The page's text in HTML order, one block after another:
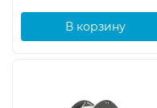
В корзину